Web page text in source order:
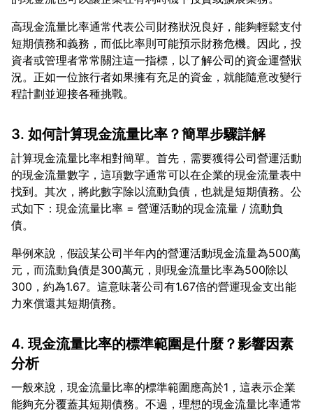
高現金流量比率通常代表公司財務狀況良好，能夠輕鬆支付
短期債務和義務，而低比率則可能預示財務危機。因此，投
資者或管理者常常關注這一指標，以了解公司的資金運營狀
況。正如一位旅行者如果擁有充足的資金，就能隨意改變行
3. 如何計算現金流量比率？簡單步驟詳解
計算現金流量比率相對簡單。首先，需要獲得公司營運活動
的現金流量數字，這項數字通常可以在企業的現金流量表中
找到。其次，將此數字除以流動負債，也就是短期債務。公
式如下：現金流量比率 = 營運活動的現金流量 / 流動負
舉例來說，假設某公司半年內的營運活動現金流量為500萬
元，而流動負債是300萬元，則現金流量比率為500除以
300，約為1.67。這意味著公司有1.67倍的營運現金支出能
4. 現金流量比率的標準範圍是什麼？影響因素
分析
一般來說，現金流量比率的標準範圍應高於1，這表示企業
能夠充分覆蓋其短期債務。不過，理想的現金流量比率通常